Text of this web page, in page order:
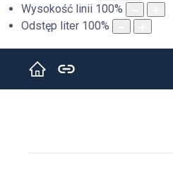
Wysokość linii 100%
Odstęp liter 100%